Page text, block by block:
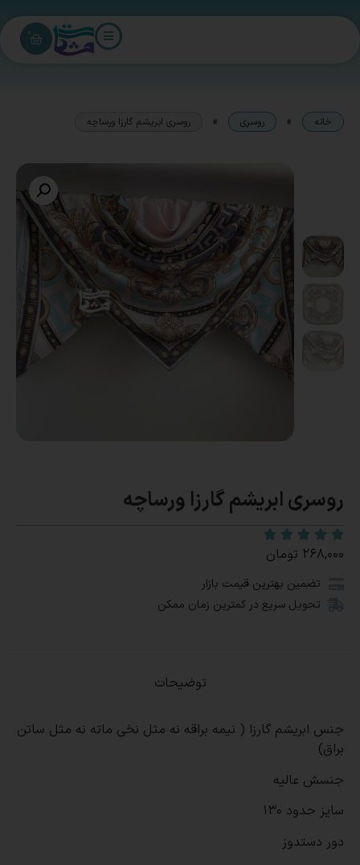
0
خانه » روسری » روسری ابریشم گارزا ورساچه
روسری ابریشم گارزا ورساچه
۲۶۸,۰۰۰ تومان
تضمین بهترین قیمت بازار
تحویل سریع در کمترین زمان ممکن
توضیحات
جنس ابریشم گارزا ( نیمه براقه نه مثل نخی ماته نه مثل ساتن
براق)
جنسش عالیه
سایز حدود 130
دور دستدوز